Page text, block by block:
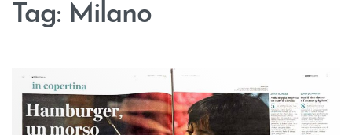
Tag: Milano